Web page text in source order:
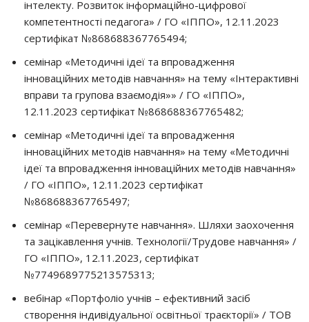
інтелекту. Розвиток інформаційно-цифрової
компетентності педагога» / ГО «ІППО», 12.11.2023
сертифікат №868688367765494;
семінар «Методичні ідеї та впровадження
інноваційних методів навчання» на тему «Інтерактивні
вправи та групова взаємодія»» / ГО «ІППО»,
12.11.2023 сертифікат №868688367765482;
семінар «Методичні ідеї та впровадження
інноваційних методів навчання» на тему «Методичні
ідеї та впровадження інноваційних методів навчання»
/ ГО «ІППО», 12.11.2023 сертифікат
№868688367765497;
семінар «Перевернуте навчання». Шляхи заохочення
та зацікавлення учнів. Технології/Трудове навчання» /
ГО «ІППО», 12.11.2023, сертифікат
№7749689775213575313;
вебінар «Портфоліо учнів – ефективний засіб
створення індивідуальної освітньої траєкторії» / ТОВ